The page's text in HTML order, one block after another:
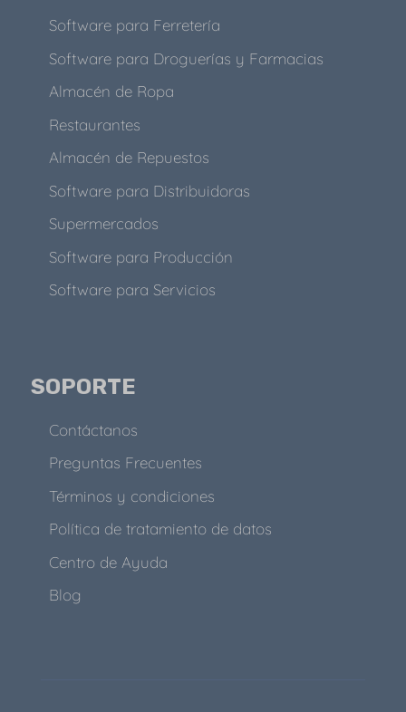
Software para Ferretería
Software para Droguerías y Farmacias
Almacén de Ropa
Restaurantes
Almacén de Repuestos
Software para Distribuidoras
Supermercados
Software para Producción
Software para Servicios
SOPORTE
Contáctanos
Preguntas Frecuentes
Términos y condiciones
Política de tratamiento de datos
Centro de Ayuda
Blog